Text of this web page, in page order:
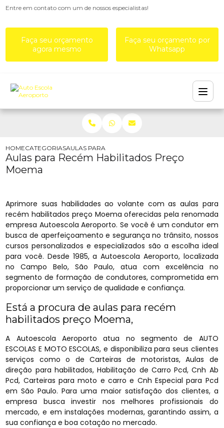
Entre em contato com um de nossos especialistas!
Faça seu orçamento
agora mesmo
Faça seu orçamento por
Whatsapp
HOMECATEGORIASAULAS PARA RECÉM HABILITADOS PREÇO MOEMA
Aulas para Recém Habilitados Preço
Moema
Aprimore suas habilidades ao volante com as aulas para
recém habilitados preço Moema oferecidas pela renomada
empresa Autoescola Aeroporto. Se você é um condutor em
busca de aperfeiçoamento e segurança no trânsito, nossos
cursos personalizados e especializados são a escolha ideal
para você. Desde 1985, a Autoescola Aeroporto, localizada
no Campo Belo, São Paulo, atua com excelência no
segmento de formação de condutores, comprometida em
proporcionar um serviço de qualidade e confiança.
Está a procura de aulas para recém
habilitados preço Moema,
A Autoescola Aeroporto atua no segmento de AUTO
ESCOLAS E MOTO ESCOLAS, e disponibiliza para seus clientes
serviços como o de Carteiras de motoristas, Aulas de
direção para habilitados, Habilitação de Carro Pcd, Cnh Ab
Pcd, Carteiras para moto e carro e Cnh Especial para Pcd
em São Paulo. Para uma maior satisfação dos clientes, a
empresa busca investir nos melhores profissionais do
mercado, e em instalações modernas, garantindo assim, a
sua confiança e boa cotação no mercado.